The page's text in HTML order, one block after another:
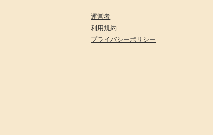
運営者
利用規約
プライバシーポリシー